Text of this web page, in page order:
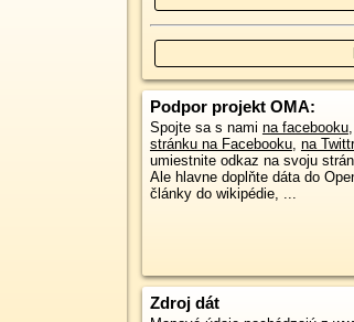
Podpor projekt OMA:
Spojte sa s nami na facebooku,
stránku na Facebooku, na
umiestnite odkaz na svoju
Ale hlavne doplňte dáta do
články do wikipédie, ...
Zdroj dát